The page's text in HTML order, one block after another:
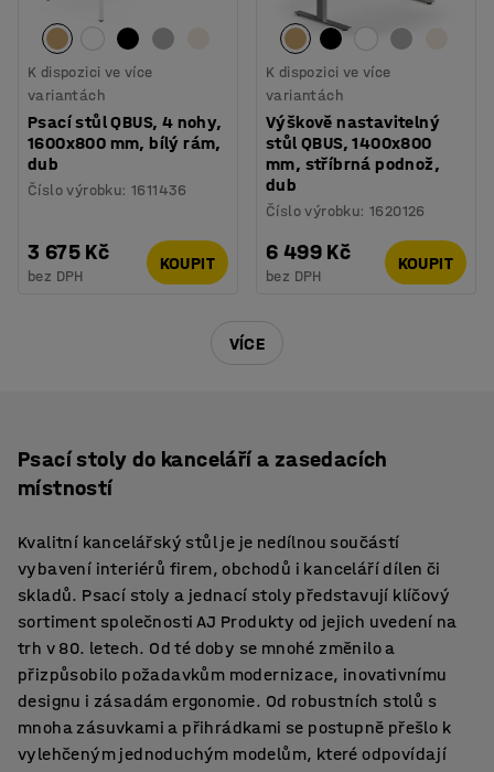
K dispozici ve více
variantách
Psací stůl QBUS, 4 nohy,
1600x800 mm, bílý rám,
dub
Číslo výrobku:1611436
3 675 Kč
bez DPH
KOUPIT
K dispozici ve více
variantách
Výškově nastavitelný
stůl QBUS, 1400x800
mm, stříbrná podnož,
dub
Číslo výrobku:1620126
6 499 Kč
bez DPH
KOUPIT
VÍCE
Psací stoly do kanceláří a zasedacích
místností
Kvalitní kancelářský stůl je je nedílnou součástí
vybavení interiérů firem, obchodů i kanceláří dílen či
skladů. Psací stoly a jednací stoly představují klíčový
sortiment společnosti AJ Produkty od jejich uvedení na
trh v 80. letech. Od té doby se mnohé změnilo a
přizpůsobilo požadavkům modernizace, inovativnímu
designu i zásadám ergonomie. Od robustních stolů s
mnoha zásuvkami a přihrádkami se postupně přešlo k
vylehčeným jednoduchým modelům, které odpovídají